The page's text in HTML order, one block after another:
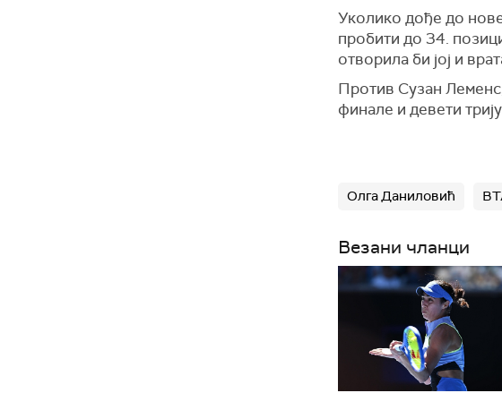
Уколико дође до
пробити до 34.
отворила би јој и
Против Сузан
финале и девети
Олга Даниловић
Везани чланци